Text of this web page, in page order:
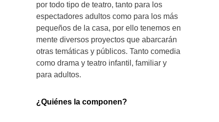
por todo tipo de teatro, tanto para los
espectadores adultos como para los más
pequeños de la casa, por ello tenemos en
mente diversos proyectos que abarcarán
otras temáticas y públicos. Tanto comedia
como drama y teatro infantil, familiar y
para adultos.
¿Quiénes la componen?